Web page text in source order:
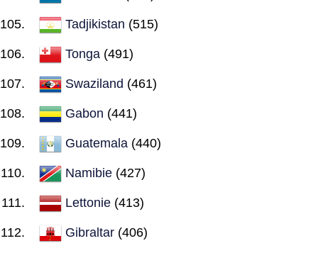
Tadjikistan (515)
Tonga (491)
Swaziland (461)
Gabon (441)
Guatemala (440)
Namibie (427)
Lettonie (413)
Gibraltar (406)